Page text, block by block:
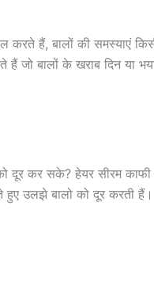
करते हैं, बालों की समस्याएं
हैं जो बालों के खराब दिन
दूर कर सके? हेयर सीरम
हुए उलझे बालो को दूर करती